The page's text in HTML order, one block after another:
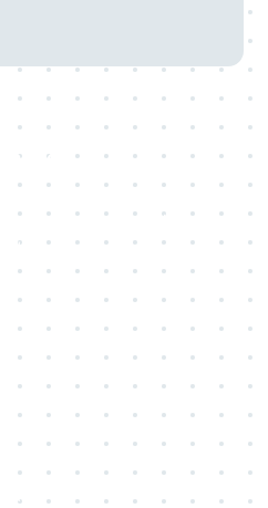
in
für nationale und
mitten in
und